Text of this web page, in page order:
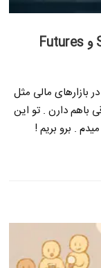
بازارهای مالی مثل
باهم دارن . تو این
. برو بریم !